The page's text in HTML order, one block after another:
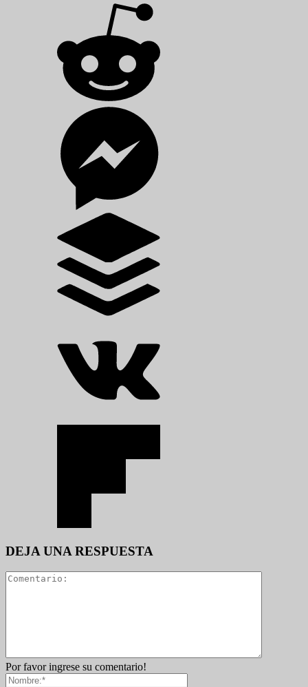
DEJA UNA RESPUESTA
Por favor ingrese su comentario!